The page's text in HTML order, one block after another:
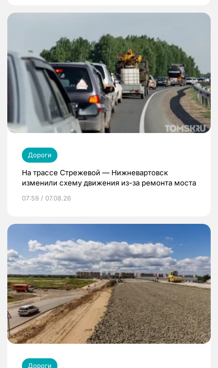
Дороги
На трассе Стрежевой — Нижневартовск
изменили схему движения из-за ремонта моста
07:59 / 07.08.26
Дороги